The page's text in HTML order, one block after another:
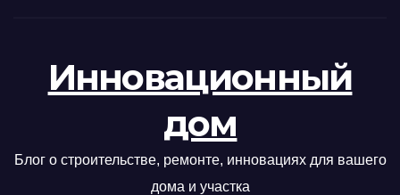
Инновационный
дом
Блог о строительстве, ремонте, инновациях для вашего
дома и участка